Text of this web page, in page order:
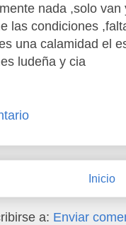
nada ,solo
las condiciones
una calamidad el
ludeña y cia
Inicio
a: Enviar